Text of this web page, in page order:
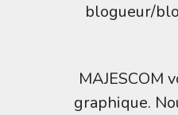
blogueur/
MAJESCOM
graphique.